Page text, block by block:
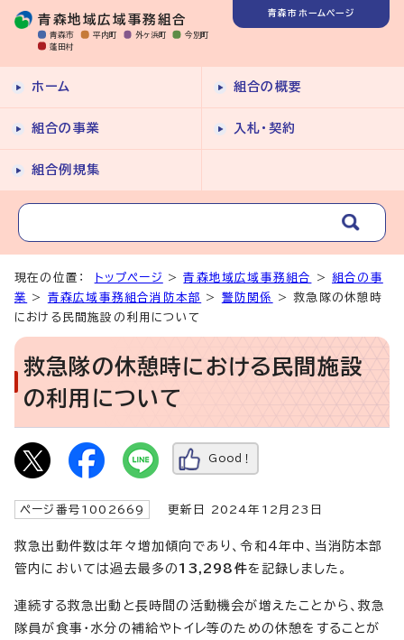
青森地域広域事務組合
青森市 平内町 外ヶ浜町
今別町
蓬田村
青森市ホームページ
ホーム 組合の概要
組合の事業 入札・契約
組合例規集
現在の位置： トップページ >青森地域広域事務組合 >組合の事
業
> 青森広域事務組合消防本部 > 警防関係
> 救急隊の休憩時
における民間施設の利用について
救急隊の休憩時における民間施設
の利用について
Good！
ページ番号1002669 更新日 2024年12月23日
救急出動件数は年々増加傾向であり、令和4年中、当消防本部
管内においては過去最多の 13,298件を記録しました。
連続する救急出動と長時間の活動機会が増えたことから、救急
隊員が食事・水分の補給やトイレ等のための休憩をすることが